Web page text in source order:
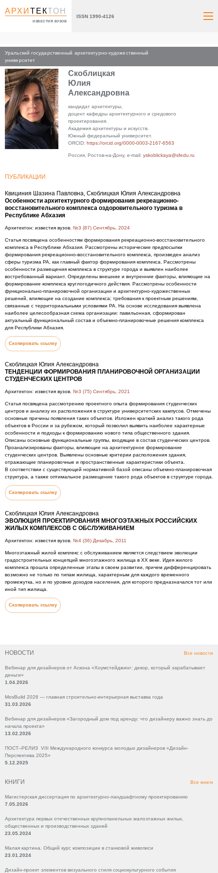
АРХИТЕКТОН
ИЗВЕСТИЯ ВУЗОВ
ISSN 1990-4126
Уральский государственный архитектурно-художественный
университет
НОВОСТИ Все новости
Вебинар для дизайнеров от Аскона «Хоумстейджинг: декор, который зарабатывает
деньги»
1.04.2026
MosBuild 2026 — главная строительно-интерьерная выставка года
31.03.2026
Вебинар для дизайнеров «Загородный дом под аренду: что дизайнеру важно знать до
начала проекта»
13.02.2026
ПОСТ–РЕЛИЗ VIII Международного конкурса молодых дизайнеров «Дизайн-
Перспектива 2025»
5.12.2025
КНИГИ Все книги
Магистерская диссертация по архитектурно-ландшафтному проектированию
7.05.2026
Архитектура первых отечественных крупнопанельных малоэтажных жилых,
общественных и производственных зданий
23.05.2024
Малая картина. Общий курс композиции в станковой живописи
23.01.2024
Дизайн-проект элементов визуального стиля социокультурного события
Главная
Скоблицкая
Юлия
Александровна
кандидат архитектуры,
доцент кафедры архитектурного и средового
проектирования.
Академия архитектуры и искусств.
Южный федеральный университет.
ORCID: https://orcid.org/0000-0003-2167-6563
Россия, Ростов-на-Дону, e-mail: yskoblickaya@sfedu.ru
ПУБЛИКАЦИИ
Квициния Шазина Павловна, Скоблицкая Юлия Александровна
Особенности архитектурного формирования рекреационно-
восстановительного комплекса оздоровительного туризма в
Республике Абхазия
Архитектон: известия вузов. №3 (87) Сентябрь, 2024
Статья посвящена особенностям формирования рекреационно-восстановительного
комплекса в Республике Абхазия. Рассмотрены исторические предпосылки
формирования рекреационно-восстановительного комплекса, произведен анализ
сферы туризма РА, как главный фактор формирования комплекса. Рассмотрены
особенности размещения комплекса в структуре города и выявлен наиболее
востребованный вариант. Определены внешние и внутренние факторы, влияющие на
формирование комплекса круглогодичного действия. Рассмотрены особенности
функционально-планировочной организации и архитектурно-художественных
решений, влияющие на создание комплекса; требования к проектным решениям,
связанные с территориальными условиями РА. На основе исследования выявлена
наиболее целесообразная схема организации: павильонная, сформирован
актуальный функциональный состав и объемно-планировочные решения комплекса
для Республики Абхазия.
Скопировать ссылку
Скоблицкая Юлия Александровна
ТЕНДЕНЦИИ ФОРМИРОВАНИЯ ПЛАНИРОВОЧНОЙ ОРГАНИЗАЦИИ
СТУДЕНЧЕСКИХ ЦЕНТРОВ
Архитектон: известия вузов. №3 (75) Сентябрь, 2021
Статья посвящена рассмотрению проектного опыта формирования студенческих
центров и анализу их расположения в структуре университетских кампусов. Отмечены
основные причины появления таких объектов. Изложен краткий анализ такого рода
объектов в России и за рубежом, который позволил выявить наиболее характерные
особенности и подходы к формированию нового типа общественного здания.
Описаны основные функциональные группы, входящие в состав студенческих центров.
Проанализированы факторы, влияющие на архитектурное формирование
студенческих центров. Выявлены основные критерии расположения здания,
отражающие планировочные и пространственные характеристики объекта.
В соответствии с существующей нормативной базой описаны объемно-планировочная
структура, а также оптимальное размещение такого рода объектов в структуре города.
Скопировать ссылку
Скоблицкая Юлия Александровна
ЭВОЛЮЦИЯ ПРОЕКТИРОВАНИЯ МНОГОЭТАЖНЫХ РОССИЙСКИХ
ЖИЛЫХ КОМПЛЕКСОВ С ОБСЛУЖИВАНИЕМ
Архитектон: известия вузов. №4 (36) Декабрь, 2011
Многоэтажный жилой комплекс с обслуживанием является следствием эволюции
градостроительных концепций многоэтажного жилища в XX веке. Идея жилого
комплекса прошла определенные этапы в своем развитии, причем дифференцировать
возможно не только по типам жилища, характерным для каждого временного
промежутка, но и по уровню доходов населения, для которого предназначался тот или
иной тип жилища.
Скопировать ссылку